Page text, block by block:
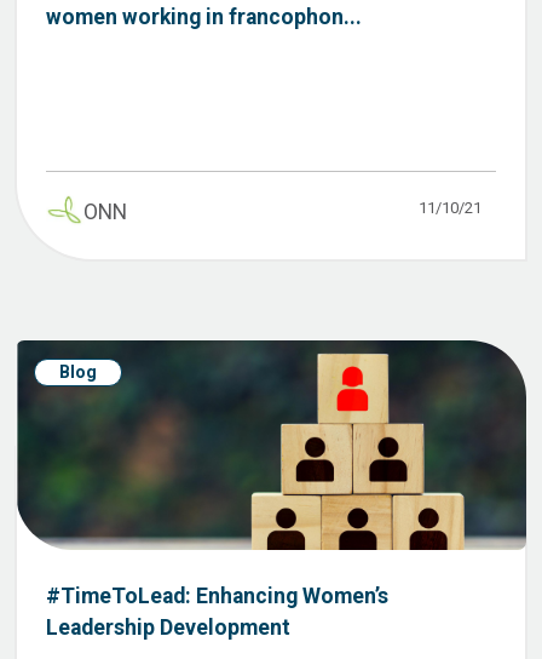
women working in francophon...
ONN 11/10/21
Blog
#TimeToLead: Enhancing Women’s
Leadership Development